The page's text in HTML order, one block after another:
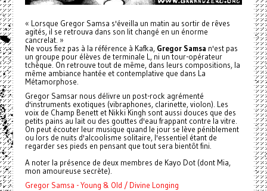
« Lorsque GregorSamsa s'éveilla un matin au sortir de rêves
agités, il se retrouva dans son lit changé en un énorme
cancrelat. »
Ne vous fiez pas à la référence à Kafka, GregorSamsa n'est pas
un groupe pour élèves de terminale L, ni un tour-opérateur
tchèque. On retrouve tout de même, dans leurs compositions, la
même ambiance hantée et contemplative que dans La
Métamorphose.
GregorSamsar nous délivre un post-rock agrémenté
d'instruments exotiques (vibraphones, clarinette, violon). Les
voix de Champ Benett et Nikki Kingh sont aussi douces que des
petits pains au lait ou des gouttes d'eau frappant contre la vitre.
On peut écouter leur musique quand le jour se lève péniblement
ou lors de nuits d'alcoolisme solitaire, l'essentiel étant de
regarder ses pieds en pensant que tout sera bientôt fini.
A noter la présence de deux membres de Kayo Dot (dont Mia,
mon amoureuse secrète).
Gregor Samsa - Young & Old / Divine Longing